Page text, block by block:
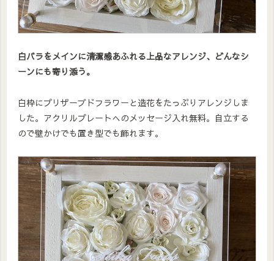
白バラをメインに清潔感あふれる上品なアレンジ、どんなシ
ーンにも寄り添う。
白枠にプリザーブドフラワーと造花をたっぷりアレンジしま
した。アクリルプレートへのメッセージ入れ無料。自立する
ので壁かけでも置き型でも飾れます。